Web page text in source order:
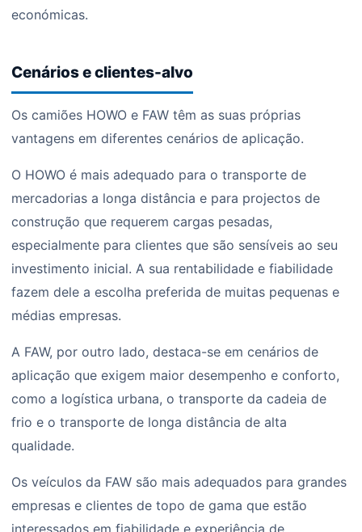
económicas.
Cenários e clientes-alvo
Os camiões HOWO e FAW têm as suas próprias
vantagens em diferentes cenários de aplicação.
O HOWO é mais adequado para o transporte de
mercadorias a longa distância e para projectos de
construção que requerem cargas pesadas,
especialmente para clientes que são sensíveis ao seu
investimento inicial. A sua rentabilidade e fiabilidade
fazem dele a escolha preferida de muitas pequenas e
médias empresas.
A FAW, por outro lado, destaca-se em cenários de
aplicação que exigem maior desempenho e conforto,
como a logística urbana, o transporte da cadeia de
frio e o transporte de longa distância de alta
qualidade.
Os veículos da FAW são mais adequados para grandes
empresas e clientes de topo de gama que estão
interessados em fiabilidade e experiência de